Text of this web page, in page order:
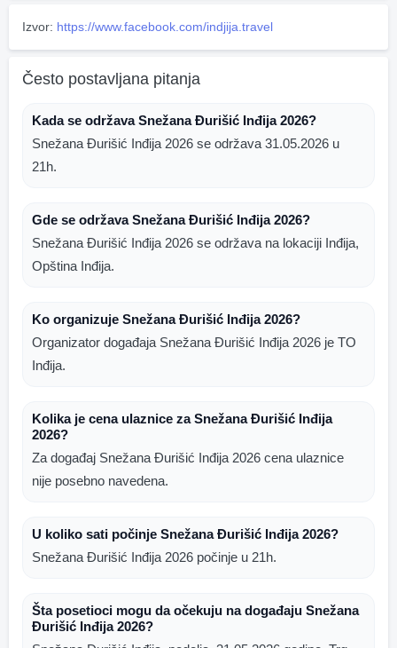
Izvor: https://www.facebook.com/indjija.travel
Često postavljana pitanja
Kada se održava Snežana Đurišić Inđija 2026?
Snežana Đurišić Inđija 2026 se održava 31.05.2026 u
21h.
Gde se održava Snežana Đurišić Inđija 2026?
Snežana Đurišić Inđija 2026 se održava na lokaciji Inđija,
Opština Inđija.
Ko organizuje Snežana Đurišić Inđija 2026?
Organizator događaja Snežana Đurišić Inđija 2026 je TO
Inđija.
Kolika je cena ulaznice za Snežana Đurišić Inđija
2026?
Za događaj Snežana Đurišić Inđija 2026 cena ulaznice
nije posebno navedena.
U koliko sati počinje Snežana Đurišić Inđija 2026?
Snežana Đurišić Inđija 2026 počinje u 21h.
Šta posetioci mogu da očekuju na događaju Snežana
Đurišić Inđija 2026?